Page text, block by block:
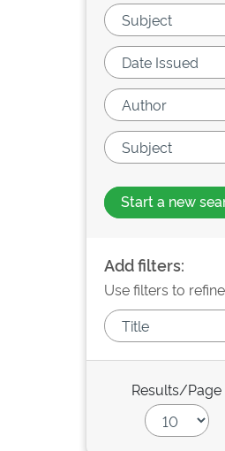
Start a new
Add filters:
Use filters to
Results/Page